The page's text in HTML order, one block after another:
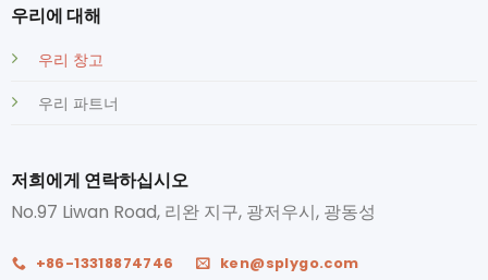
우리에 대해
우리 창고
우리 파트너
저희에게 연락하십시오
No.97 Liwan Road, 리완 지구, 광저우시, 광동성
+86-13318874746 ken@splygo.com